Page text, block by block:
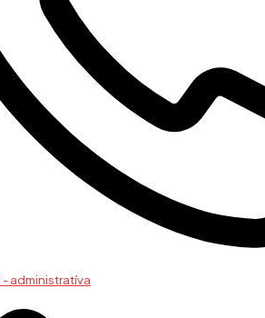
- administratíva